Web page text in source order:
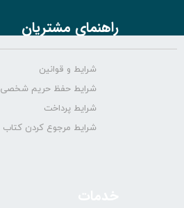
راهنمای مشتریان
شرایط و قوانین
شرایط حفظ حریم شخصی
شرایط پرداخت
شرایط مرجوع کردن کتاب